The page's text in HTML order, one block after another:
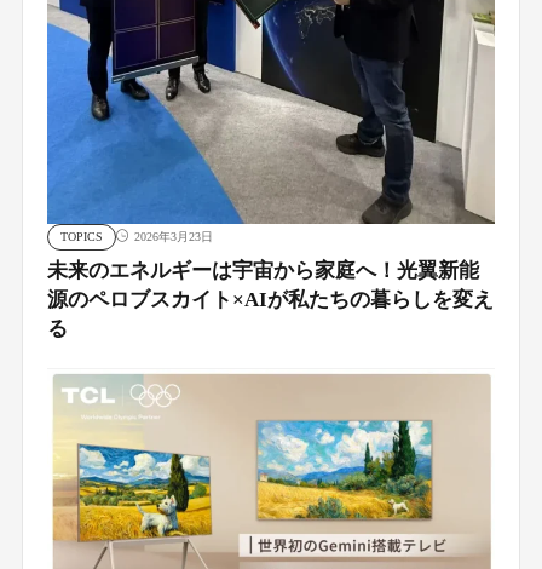
TOPICS 2026年3月23日
未来のエネルギーは宇宙から家庭へ！光翼新能
源のペロブスカイト×AIが私たちの暮らしを変え
る